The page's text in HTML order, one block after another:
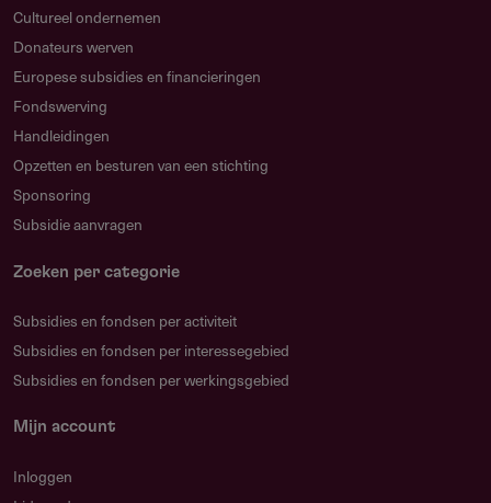
Cultureel ondernemen
Donateurs werven
Europese subsidies en financieringen
Fondswerving
Handleidingen
Opzetten en besturen van een stichting
Sponsoring
Subsidie aanvragen
Zoeken per categorie
Subsidies en fondsen per activiteit
Subsidies en fondsen per interessegebied
Subsidies en fondsen per werkingsgebied
Mijn account
Inloggen